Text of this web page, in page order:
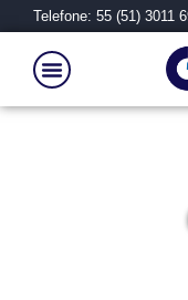
Telefone: 55 (51) 3011